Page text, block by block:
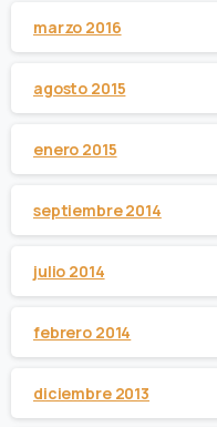
marzo 2016
agosto 2015
enero 2015
septiembre 2014
julio 2014
febrero 2014
diciembre 2013